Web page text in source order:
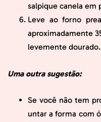
salpique canela em
Leve ao forno
aproximadamente
levemente dourado.
Uma outra sugestão:
Se você não tem
untar a forma com